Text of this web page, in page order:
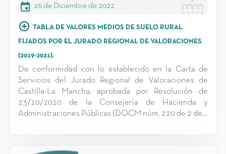
event 26 de Diciembre de 2022
add_circle_outline TABLA DE VALORES MEDIOS DE SUELO RURAL
FIJADOS POR EL JURADO REGIONAL DE VALORACIONES
(2019-2021).
De conformidad con lo establecido en la Carta de
Servicios del Jurado Regional de Valoraciones de
Castilla-La Mancha, aprobada por Resolución de
23/10/2020 de la Consejería de Hacienda y
Administraciones Públicas (DOCM núm. 220 de 2 de...